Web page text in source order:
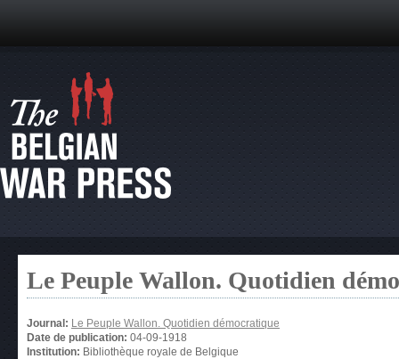
Le Peuple Wallon. Quotidien
Journal: Le Peuple Wallon. Quotidien démocratique
Date de publication: 04-09-1918
Institution: Bibliothèque royale de Belgique